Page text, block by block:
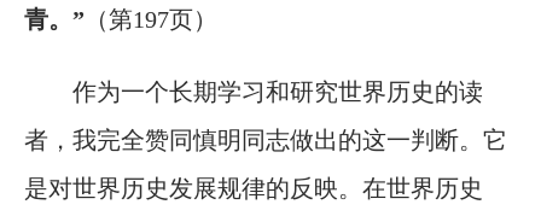
青。” （第197页）
作为一个长期学习和研究世界历史的读
者，我完全赞同慎明同志做出的这一判断。它
是对世界历史发展规律的反映。在世界历史